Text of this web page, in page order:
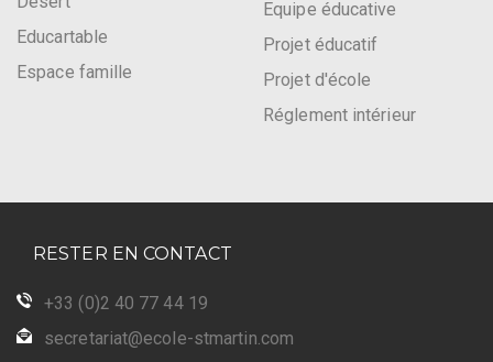
Educartable
Espace famille
Equipe éducative
Projet éducatif
Projet d'école
Réglement intérieur
RESTER EN CONTACT
+33 (0)2 40 77 44 19
secretariat@ecole-stmartin.com